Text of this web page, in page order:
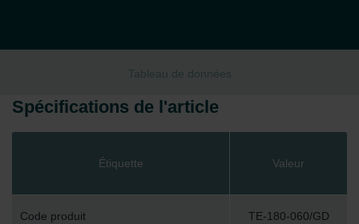
Tableau de données
Spécifications de l'article
Étiquette Valeur
Code produit TE-180-060/GD